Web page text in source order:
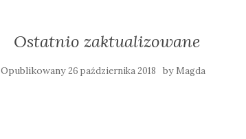
Ostatnio zaktualizowane
Opublikowany26 października 2018 by Magda